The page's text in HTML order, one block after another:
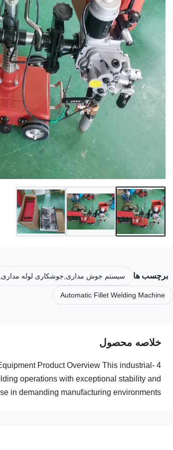
برچسب ها سیستم جوش مداری,جوشکاری لوله
Automatic Fillet Welding Machine
خلاصه محصول
Product Overview This industrial-
operations with exceptional stability and
in demanding manufacturing environments. ...